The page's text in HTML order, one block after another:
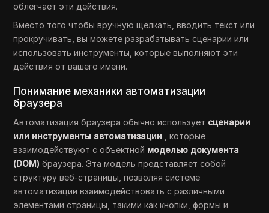
облегчает эти действия.
Вместо того чтобы вручную щелкать, вводить текст или
прокручивать, вы можете разрабатывать сценарии или
использовать инструменты, которые выполняют эти
действия от вашего имени.
Понимание механики автоматизации
браузера
Автоматизация браузера обычно использует сценарии
или инструменты автоматизации
, которые
взаимодействуют с объектной моделью документа
(DOM)браузера. Эта модель представляет собой
структуру веб-страницы, позволяя системе
автоматизации взаимодействовать с различными
элементами страницы, такими как кнопки, формы и